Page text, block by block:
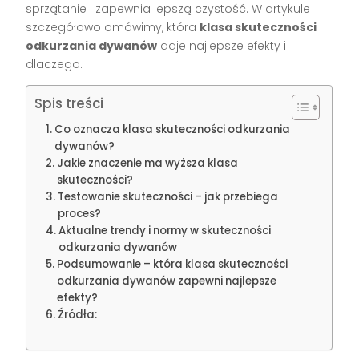
sprzątanie i zapewnia lepszą czystość. W artykule
szczegółowo omówimy, która klasa skuteczności
odkurzania dywanów daje najlepsze efekty i
dlaczego.
Spis treści
Co oznacza klasa skuteczności odkurzania
dywanów?
Jakie znaczenie ma wyższa klasa
skuteczności?
Testowanie skuteczności – jak przebiega
proces?
Aktualne trendy i normy w skuteczności
odkurzania dywanów
Podsumowanie – która klasa skuteczności
odkurzania dywanów zapewni najlepsze
efekty?
Źródła: